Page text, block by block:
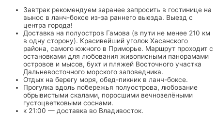
Завтрак рекомендуем заранее запросить в гостинице на
вынос в ланч-боксе из-за раннего выезда. Выезд с
центра города!
Доставка на полуостров Гамова (в пути не менее 210 км
в одну сторону). Красивейший уголок Хасанского
района, самого южного в Приморье. Маршрут проходит с
остановками для любования живописными панорамами
островов и мысов, бухт и пляжей Восточного участка
Дальневосточного морского заповедника.
Отдых на берегу моря, обед-пикник в ланч-боксе.
Прогулка вдоль побережья полуострова, любование
обрывистыми скалами, поросшими вечнозелёными
густоцветковыми соснами.
к 21:00 — доставка во Владивосток.